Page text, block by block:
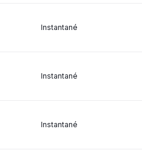
Instantané
Instantané
Instantané